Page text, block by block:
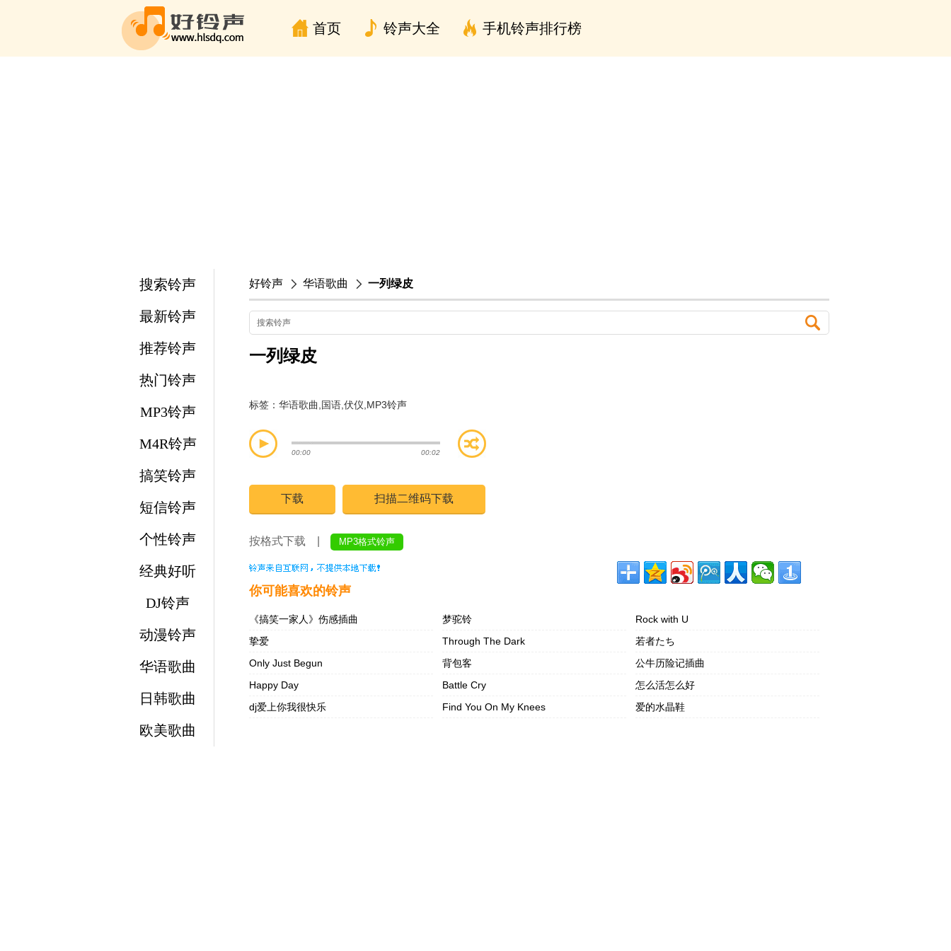
首页 铃声大全 手机铃声排行榜
搜索铃声
最新铃声
推荐铃声
热门铃声
MP3铃声
M4R铃声
搞笑铃声
短信铃声
个性铃声
经典好听
DJ铃声
动漫铃声
华语歌曲
日韩歌曲
欧美歌曲
好铃声 华语歌曲 一列绿皮
一列绿皮
标签： 华语歌曲 国语 伏仪 MP3铃声
00:00 00:02
下载 扫描二维码下载
按格式下载 | MP3格式铃声
你可能喜欢的铃声
《搞笑一家人》伤感插曲 梦驼铃
Rock with U
挚爱
Through The Dark
若者たち
Only Just Begun
背包客
公牛历险记插曲
Happy Day
Battle Cry
怎么活怎么好
dj爱上你我很快乐
Find You On My Knees 爱的水晶鞋